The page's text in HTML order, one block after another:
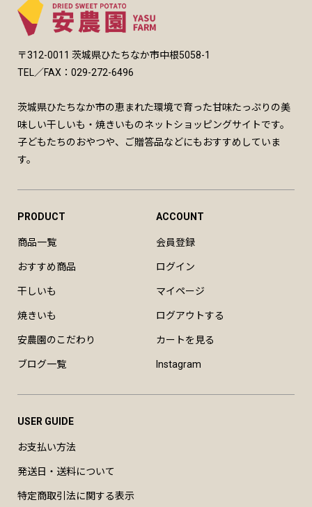
〒312-0011 茨城県ひたちなか市中根5058-1
TEL／FAX：029-272-6496
茨城県ひたちなか市の恵まれた環境で育った甘味たっぷりの美
味しい干しいも・焼きいものネットショッピングサイトです。
子どもたちのおやつや、ご贈答品などにもおすすめしていま
す。
PRODUCT
商品一覧
おすすめ商品
干しいも
焼きいも
安農園のこだわり
ブログ一覧
ACCOUNT
会員登録
ログイン
マイページ
ログアウトする
カートを見る
Instagram
USER GUIDE
お支払い方法
発送日・送料について
特定商取引法に関する表示